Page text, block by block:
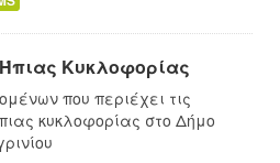
Κυκλοφορίας
που περιέχει τις
κυκλοφορίας στο Δήμο